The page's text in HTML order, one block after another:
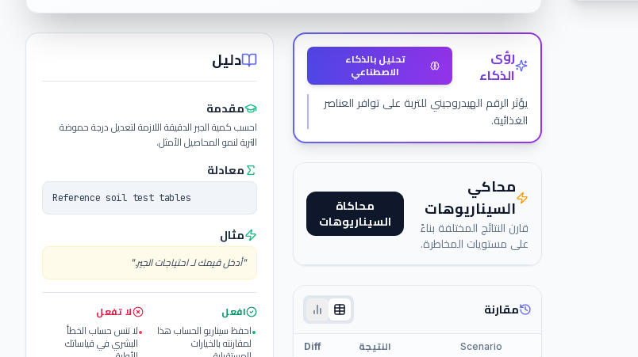
رؤى
الذكاء
تحليل بالذكاء
الاصطناعي
يؤثر الرقم الهيدروجيني للتربة على توافر العناصر
الغذائية.
محاكي
السيناريوهات
قارن النتائج المختلفة بناءً
على مستويات المخاطرة.
محاكاة
السيناريوهات
مقارنة
Scenario النتيجة Diff
دليل
مقدمة
احسب كمية الجير الدقيقة اللازمة لتعديل درجة حموضة
التربة لنمو المحاصيل الأمثل.
معادلة
Reference soil test tables
مثال
"أدخل قيمك لـ احتياجات الجير."
افعل
•احفظ سيناريو الحساب هذا
لمقارنته بالخيارات
لا تفعل
•لا تنس حساب الخطأ
البشري في قياساتك